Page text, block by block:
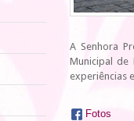
A Senhora
Municipal de
experiências
Fotos